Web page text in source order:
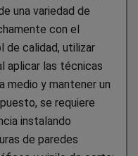
una variedad de
con el
de calidad, utilizar
aplicar las técnicas
medio y mantener un
se requiere
instalando
de paredes